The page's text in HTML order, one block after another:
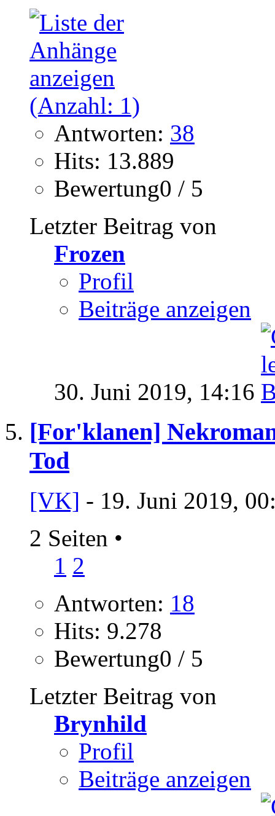
Antworten: 38
Hits: 13.889
Bewertung0 / 5
Letzter Beitrag von
Frozen
Profil
Beiträge anzeigen
30. Juni 2019, 14:16
[For'klanen]
Tod
[VK] - 19. Juni 2019,
2 Seiten •
1 2
Antworten: 18
Hits: 9.278
Bewertung0 / 5
Letzter Beitrag von
Brynhild
Profil
Beiträge anzeigen